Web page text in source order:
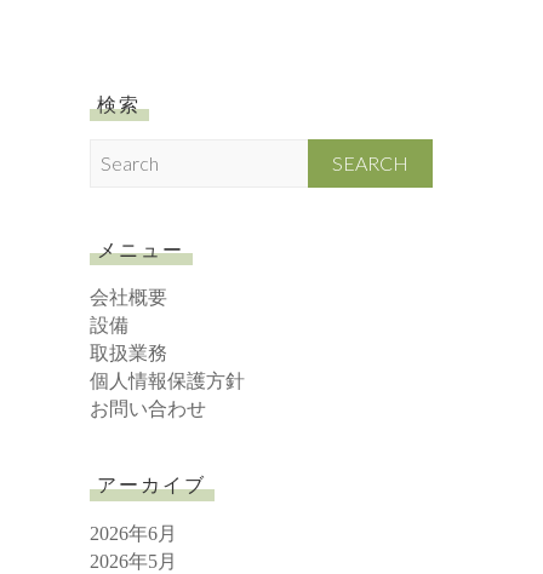
検索
c
h
メニュー
会社概要
設備
取扱業務
個人情報保護方針
お問い合わせ
アーカイブ
2026年6月
2026年5月